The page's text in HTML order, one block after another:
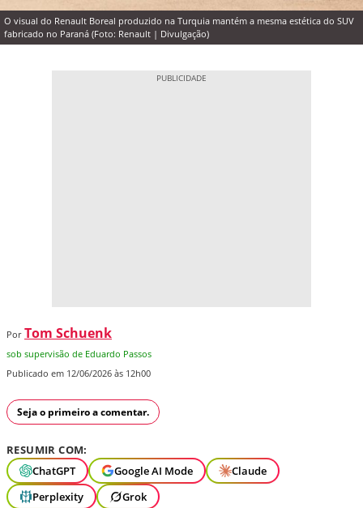
O visual do Renault Boreal produzido na Turquia mantém a mesma estética do SUV
fabricado no Paraná (Foto: Renault | Divulgação)
Por Tom Schuenk
sob supervisão de Eduardo Passos
Publicado em 12/06/2026 às 12h00
Seja o primeiro a comentar.
RESUMIR COM:
ChatGPT
Google AI Mode
Claude
Perplexity
Grok